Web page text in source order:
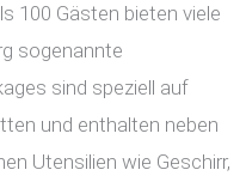
100 Gästen bieten viele
sogenannte
sind speziell auf
und enthalten neben
Utensilien wie Geschirr,